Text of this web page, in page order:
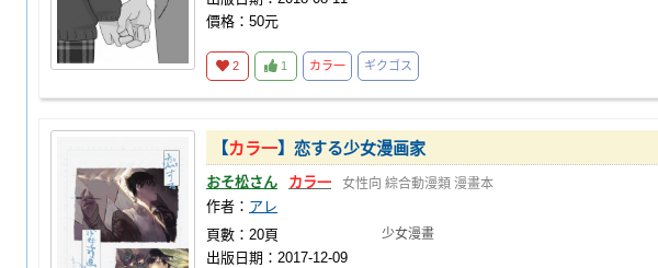
價格：50元
2 1 カラ一 ギクゴス
【カラ一】恋する少女漫画家
おそ松さん カラ一 女性向 綜合動漫類 漫畫本
作者： アレ
頁數：20頁
出版日期：2017-12-09
少女漫畫